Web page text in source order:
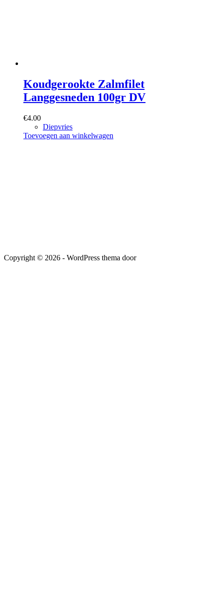
Koudgerookte Zalmfilet
Langgesneden 100gr DV
€4.00
Diepvries
Toevoegen aan winkelwagen
Copyright © 2026 - WordPress thema door